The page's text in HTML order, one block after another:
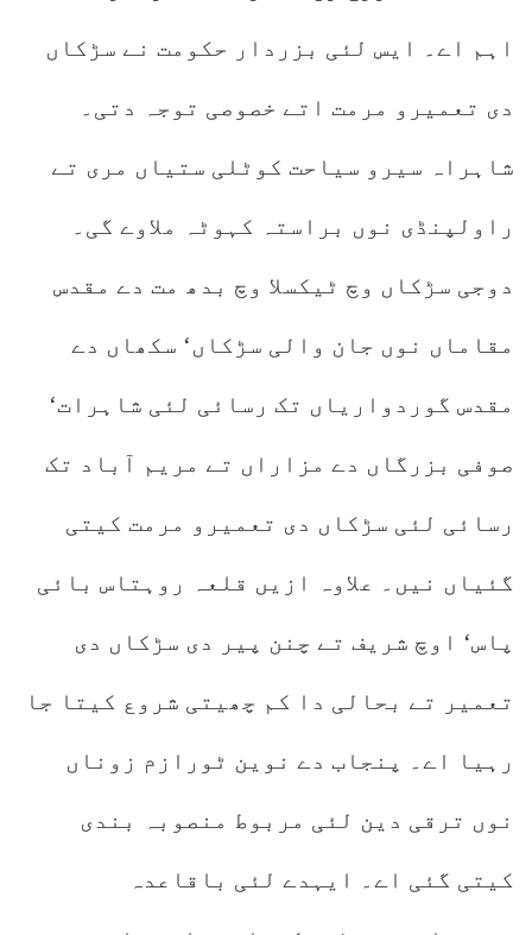
اہم اے۔ ایس لئی بزردار حکومت نے سڑکاں
دی تعمیرو مرمت اتے خصوصی توجہ دتی۔
شاہراہ سیرو سیاحت کوٹلی ستیاں مری تے
راولپنڈی نوں براستہ کہوٹہ ملاوے گی۔
دوجی سڑکاں وچ ٹیکسلا وچ بدھ مت دے مقدس
مقاماں نوں جان والی سڑکاں‘ سکھاں دے
مقدس گوردواریاں تک رسائی لئی شاہرات‘
صوفی بزرگاں دے مزاراں تے مریم آباد تک
رسائی لئی سڑکاں دی تعمیرو مرمت کیتی
گئیاں نیں۔ علاوہ ازیں قلعہ روہتاس بائی
پاس‘ اوچ شریف تے چنن پیر دی سڑکاں دی
تعمیر تے بحالی دا کم چھیتی شروع کیتا جا
رہیا اے۔ پنجاب دے نوین ٹورازم زوناں
نوں ترقی دین لئی مربوط منصوبہ بندی
کیتی گئی اے۔ ایہدے لئی باقاعدہ